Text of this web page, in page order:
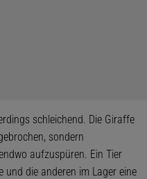
schleichend. Die Giraffe
sondern
aufzuspüren. Ein Tier
und die anderen im Lager eine